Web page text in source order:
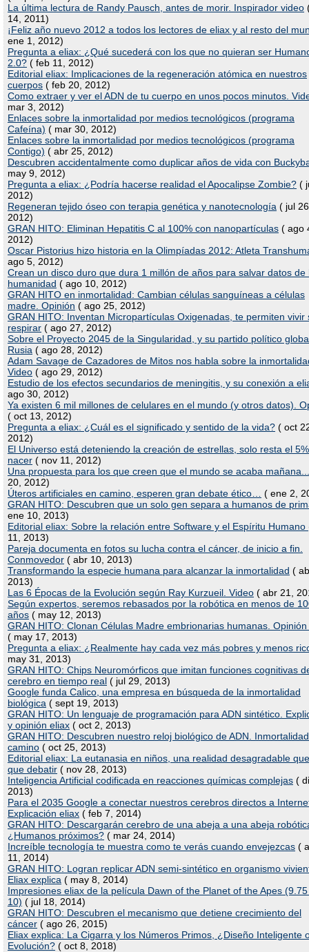
La última lectura de Randy Pausch, antes de morir. Inspirador video
14, 2011)
¡Feliz año nuevo 2012 a todos los lectores de eliax y al resto del
ene 1, 2012)
Pregunta a eliax: ¿Qué sucederá con los que no quieran ser
2.0? ( feb 11, 2012)
Editorial eliax: Implicaciones de la regeneración atómica en nuestros
cuerpos ( feb 20, 2012)
Como extraer y ver el ADN de tu cuerpo en unos pocos minutos.
mar 3, 2012)
Enlaces sobre la inmortalidad por medios tecnológicos (programa
Cafeína) ( mar 30, 2012)
Enlaces sobre la inmortalidad por medios tecnológicos (programa
Contigo) ( abr 25, 2012)
Descubren accidentalmente como duplicar años de vida con
may 9, 2012)
Pregunta a eliax: ¿Podría hacerse realidad el Apocalipse Zombie? (
2012)
Regeneran tejido óseo con terapia genética y nanotecnología ( jul
2012)
GRAN HITO: Eliminan Hepatitis C al 100% con nanopartículas ( ago
2012)
Oscar Pistorius hizo historia en la Olimpíadas 2012: Atleta
ago 5, 2012)
Crean un disco duro que dura 1 millón de años para salvar datos de
humanidad ( ago 10, 2012)
GRAN HITO en inmortalidad: Cambian células sanguíneas a células
madre. Opinión ( ago 25, 2012)
GRAN HITO: Inventan Micropartículas Oxigenadas, te permiten vivir
respirar ( ago 27, 2012)
Sobre el Proyecto 2045 de la Singularidad, y su partido político
Rusia ( ago 28, 2012)
Adam Savage de Cazadores de Mitos nos habla sobre la
Video ( ago 29, 2012)
Estudio de los efectos secundarios de meningitis, y su conexión a
ago 30, 2012)
Ya existen 6 mil millones de celulares en el mundo (y otros datos).
( oct 13, 2012)
Pregunta a eliax: ¿Cuál es el significado y sentido de la vida? ( oct
2012)
El Universo está deteniendo la creación de estrellas, solo resta el
nacer ( nov 11, 2012)
Una propuesta para los que creen que el mundo se acaba mañana...
20, 2012)
Úteros artificiales en camino, esperen gran debate ético…
( ene 2,
GRAN HITO: Descubren que un solo gen separa a humanos de
ene 10, 2013)
Editorial eliax: Sobre la relación entre Software y el Espíritu Humano
11, 2013)
Pareja documenta en fotos su lucha contra el cáncer, de inicio a fin.
Conmovedor ( abr 10, 2013)
Transformando la especie humana para alcanzar la inmortalidad (
2013)
Las 6 Épocas de la Evolución según Ray Kurzueil. Video ( abr 21,
Según expertos, seremos rebasados por la robótica en menos de
años ( may 12, 2013)
GRAN HITO: Clonan Células Madre embrionarias humanas. Opinión
( may 17, 2013)
Pregunta a eliax: ¿Realmente hay cada vez más pobres y menos
may 31, 2013)
GRAN HITO: Chips Neuromórficos que imitan funciones cognitivas
cerebro en tiempo real ( jul 29, 2013)
Google funda Calico, una empresa en búsqueda de la inmortalidad
biológica ( sept 19, 2013)
GRAN HITO: Un lenguaje de programación para ADN sintético.
y opinión eliax ( oct 2, 2013)
GRAN HITO: Descubren nuestro reloj biológico de ADN.
camino ( oct 25, 2013)
Editorial eliax: La eutanasia en niños, una realidad desagradable
que debatir ( nov 28, 2013)
Inteligencia Artificial codificada en reacciones químicas complejas (
2013)
Para el 2035 Google a conectar nuestros cerebros directos a
Explicación eliax ( feb 7, 2014)
GRAN HITO: Descargarán cerebro de una abeja a una abeja
¿Humanos próximos? ( mar 24, 2014)
Increíble tecnología te muestra como te verás cuando envejezcas (
11, 2014)
GRAN HITO: Logran replicar ADN semi-sintético en organismo
Eliax explica ( may 8, 2014)
Impresiones eliax de la película Dawn of the Planet of the Apes
10) ( jul 18, 2014)
GRAN HITO: Descubren el mecanismo que detiene crecimiento del
cáncer ( ago 26, 2015)
Eliax explica: La Cigarra y los Números Primos, ¿Diseño Inteligente
Evolución? ( oct 8, 2018)